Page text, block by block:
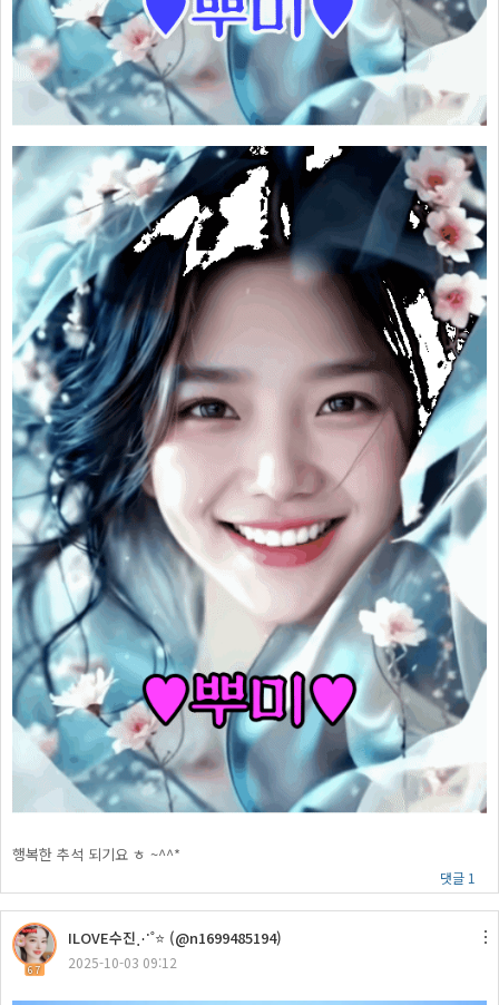
행복한 추석 되기요 ㅎ ~^^*
댓글 1
67
ILOVE수진⋰˚⭐ (@n1699485194)
2025-10-03 09:12